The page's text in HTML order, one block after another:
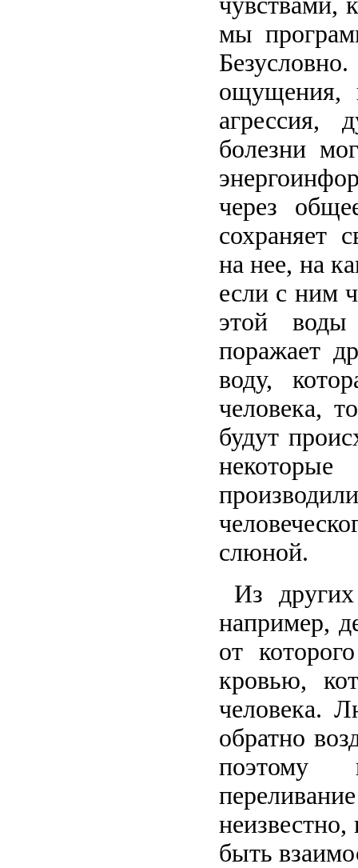
мы
ощущения,
агрессия,
болезни
через
сохраняет
на нее, на
если с ним
этой
поражает
воду,
человека,
будут
слюной.
Из других
например,
от
кровью,
человека.
обратно
поэтому
быть